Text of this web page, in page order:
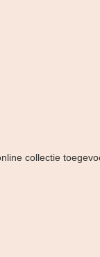
collectie